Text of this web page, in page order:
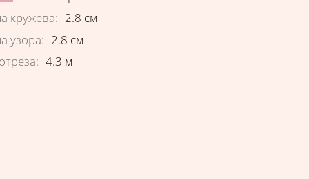
кружева: 2.8 см
узора: 2.8 см
: 4.3 м